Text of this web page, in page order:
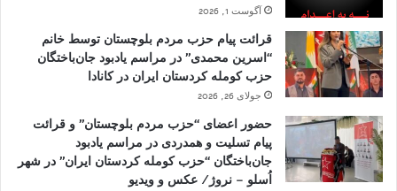
آگوست 1, 2026
قرائت پیام حزب مردم بلوچستان توسط خانم
“اسرین محمدی” در مراسم یادبود جان‌باختگان
حزب کومله کردستان ایران در کانادا
جولای 26, 2026
حضور اعضای “حزب مردم بلوچستان” و قرائت
پیام تسلیت و همدردی در مراسم یادبود
جان‌باختگان “حزب کومله کردستان ایران” در شهر
اُسلو – نروژ/ عکس و ویدیو